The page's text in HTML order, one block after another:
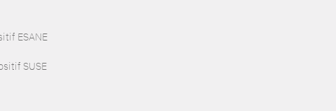
ESANE
SUSE